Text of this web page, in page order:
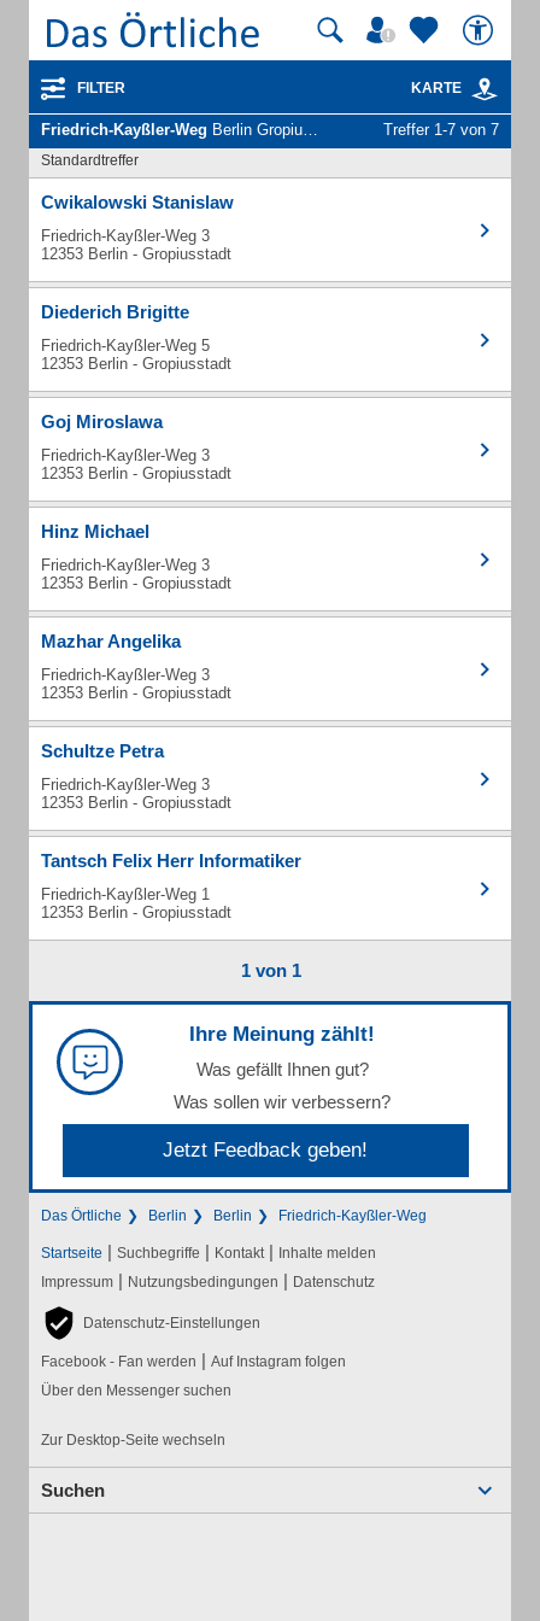
FILTER KARTE
Friedrich-Kayßler-Weg Berlin Gropiusstadt - Unternehmen und Personen Treffer 1-7 von 7
Standardtreffer
Cwikalowski Stanislaw
Friedrich-Kayßler-Weg 3
12353 Berlin - Gropiusstadt
Diederich Brigitte
Friedrich-Kayßler-Weg 5
12353 Berlin - Gropiusstadt
Goj Miroslawa
Friedrich-Kayßler-Weg 3
12353 Berlin - Gropiusstadt
Hinz Michael
Friedrich-Kayßler-Weg 3
12353 Berlin - Gropiusstadt
Mazhar Angelika
Friedrich-Kayßler-Weg 3
12353 Berlin - Gropiusstadt
Schultze Petra
Friedrich-Kayßler-Weg 3
12353 Berlin - Gropiusstadt
Tantsch Felix Herr Informatiker
Friedrich-Kayßler-Weg 1
12353 Berlin - Gropiusstadt
1 von 1
Ihre Meinung zählt!
Was gefällt Ihnen gut?
Was sollen wir verbessern?
Jetzt Feedback geben!
Das Örtliche Berlin Berlin Friedrich-Kayßler-Weg
Startseite | Suchbegriffe | Kontakt | Inhalte melden
Impressum | Nutzungsbedingungen | Datenschutz
Datenschutz-Einstellungen
Facebook - Fan werden | Auf Instagram folgen
Über den Messenger suchen
Zur Desktop-Seite wechseln
Suchen